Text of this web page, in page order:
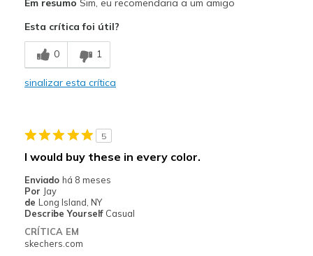
Contras
Wear Out Quickly
Feels true to size
View On Shoes
Shoes are for Wearing
Em resumo Sim, eu recomendaria a um amigo
Esta crítica foi útil?
0 1
sinalizar esta crítica
5
I would buy these in every color.
Enviado há 8 meses
Por Jay
de Long Island, NY
Describe Yourself Casual
CRÍTICA EM
skechers.com